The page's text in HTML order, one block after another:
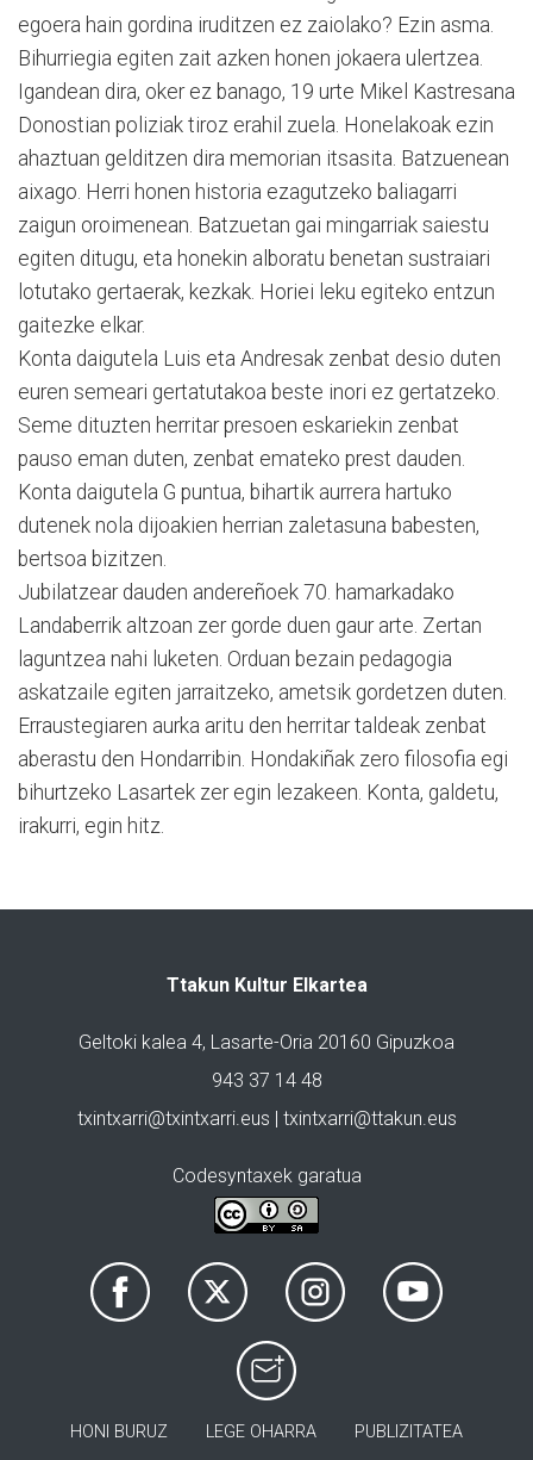
egoera hain gordina iruditzen ez zaiolako? Ezin asma.
Bihurriegia egiten zait azken honen jokaera ulertzea.
Igandean dira, oker ez banago, 19 urte Mikel Kastresana
Donostian poliziak tiroz erahil zuela. Honelakoak ezin
ahaztuan gelditzen dira memorian itsasita. Batzuenean
aixago. Herri honen historia ezagutzeko baliagarri
zaigun oroimenean. Batzuetan gai mingarriak saiestu
egiten ditugu, eta honekin alboratu benetan sustraiari
lotutako gertaerak, kezkak. Horiei leku egiteko entzun
gaitezke elkar.
Konta daigutela Luis eta Andresak zenbat desio duten
euren semeari gertatutakoa beste inori ez gertatzeko.
Seme dituzten herritar presoen eskariekin zenbat
pauso eman duten, zenbat emateko prest dauden.
Konta daigutela G puntua, bihartik aurrera hartuko
dutenek nola dijoakien herrian zaletasuna babesten,
bertsoa bizitzen.
Jubilatzear dauden andereñoek 70. hamarkadako
Landaberrik altzoan zer gorde duen gaur arte. Zertan
laguntzea nahi luketen. Orduan bezain pedagogia
askatzaile egiten jarraitzeko, ametsik gordetzen duten.
Erraustegiaren aurka aritu den herritar taldeak zenbat
aberastu den Hondarribin. Hondakiñak zero filosofia egi
bihurtzeko Lasartek zer egin lezakeen. Konta, galdetu,
irakurri, egin hitz.
Ttakun Kultur Elkartea
Geltoki kalea 4, Lasarte-Oria 20160 Gipuzkoa
943 37 14 48
txintxarri@txintxarri.eus | txintxarri@ttakun.eus
Codesyntaxek garatua
HONI BURUZ LEGE OHARRA PUBLIZITATEA